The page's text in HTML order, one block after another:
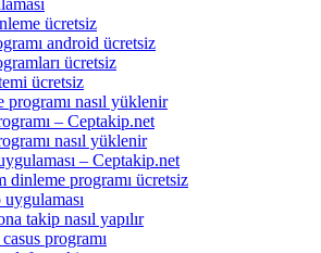
ücretsiz
android ücretsiz
ücretsiz
ücretsiz
programı nasıl yüklenir
– Ceptakip.net
nasıl yüklenir
– Ceptakip.net
dinleme programı ücretsiz
takip nasıl yapılır
programı